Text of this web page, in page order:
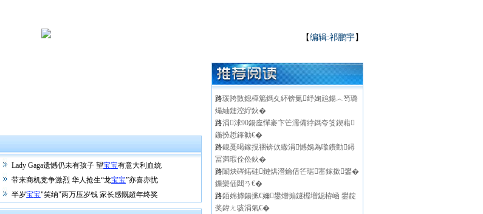
【编辑:祁鹏宇】
Lady Gaga遗憾仍未有孩子 望宝宝有意大利血统
带来商机竞争激烈 华人抢生“龙宝宝”亦喜亦忧
半岁宝宝"笑纳"两万压岁钱 家长感慨超年终奖
路瑗跨敳鎴樺箷鎷夊紑锛氭纾婅兘鍚︿笉璐
熶紬鏈涳紵鈥�
路涓浗90鍚庢憚褰卞笀濡備綍鎷夸笅鍥藉
鍦扮悊鎽勨€�
路鎴戞暍鎵撹祵锛佽繖涓憾娲為噷鐨勭鐞
冨満瑕佺伀鈥�
路闈炴硶鍩硅鏈烘瀯鑰佸笀琚寚鎵撳鐢�
鏁欒偛閮ㄢ€�
路銆婂摢鍚掋€嬭鐢熷搧鐩楃増鐚栫崡 鐢靛
奖鍏ㄤ骇涓氣€�